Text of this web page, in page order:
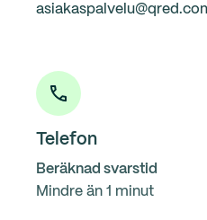
Telefon
Beräknad svarstid
Mindre än 1 minut